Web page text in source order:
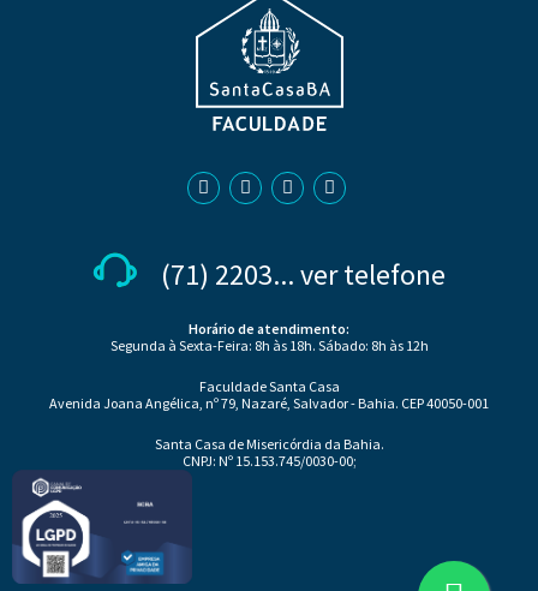
(71) 2203... ver telefone
Horário de atendimento:
Segunda à Sexta-Feira: 8h às 18h. Sábado: 8h às 12h
Faculdade Santa Casa
Avenida Joana Angélica, nº 79, Nazaré, Salvador - Bahia. CEP 40050-001
Santa Casa de Misericórdia da Bahia.
CNPJ: Nº 15.153.745/0030-00;